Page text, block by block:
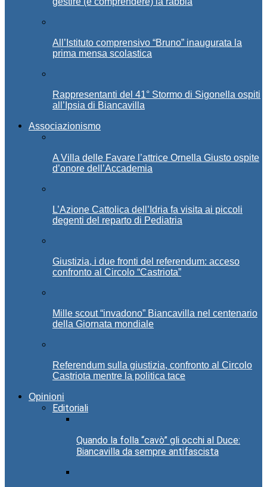
All’Istituto comprensivo “Bruno” inaugurata la
prima mensa scolastica
Rappresentanti del 41° Stormo di Sigonella ospiti
all’Ipsia di Biancavilla
Associazionismo
A Villa delle Favare l’attrice Ornella Giusto ospite
d’onore dell’Accademia
L’Azione Cattolica dell’Idria fa visita ai piccoli
degenti del reparto di Pediatria
Giustizia, i due fronti del referendum: acceso
confronto al Circolo “Castriota”
Mille scout “invadono” Biancavilla nel centenario
della Giornata mondiale
Referendum sulla giustizia, confronto al Circolo
Castriota mentre la politica tace
Opinioni
Editoriali
Quando la folla “cavò” gli occhi al Duce:
Biancavilla da sempre antifascista